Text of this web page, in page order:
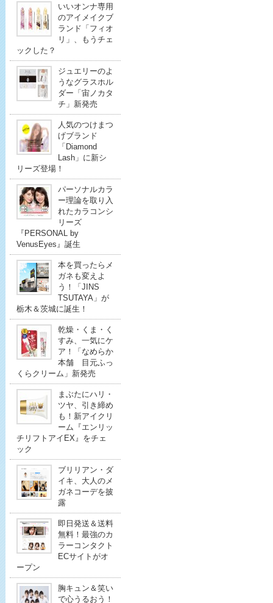
いいオンナ専用
のアイメイクブ
ランド「フィオ
リ」、もうチェ
ックした？
ジュエリーのよ
うなグラスホル
ダー「宙ノカタ
チ」新発売
人気のつけまつ
げブランド
「Diamond
Lash」に新シ
リーズ登場！
パーソナルカラ
ー理論を取り入
れたカラコンシ
リーズ
『PERSONAL by
VenusEyes』誕生
本を買ったらメ
ガネも変えよ
う！「JINS
TSUTAYA」が
栃木＆茨城に誕生！
乾燥・くま・く
すみ、一気にケ
ア！「なめらか
本舗 目元ふっ
くらクリーム」新発売
まぶたにハリ・
ツヤ、引き締め
も！新アイクリ
ーム『エンリッ
チリフトアイEX』をチェ
ック
ブリリアン・ダ
イキ、大人のメ
ガネコーデを披
露
即日発送＆送料
無料！最強のカ
ラーコンタクト
ECサイトがオ
ープン
胸キュン＆笑い
で心うるおう！